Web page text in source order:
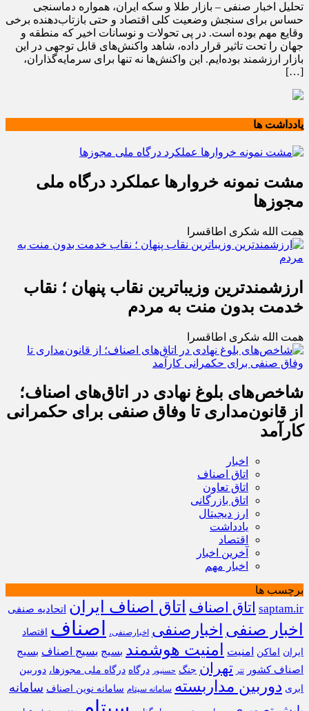
تحلیل اخبار صنفی – بازار طلا و سکه ایران، همواره دماسنجی
حساس برای سنجش وضعیت کلی اقتصاد و حتی بازتاب‌دهنده برخی
وقایع مهم بوده است. در پی تحولات و نوسانات اخیر که منطقه و
جهان را تحت تاثیر قرار داده، شاهد واکنش‌های قابل توجهی در این
بازار ارزشمند بوده‌ایم. این واکنش‌ها نه تنها برای سرمایه‌گذاران،
[…]
یادداشت ها
مشت نمونه خروارها عملکرد درگاه ملی
مجوزها
همت الله شکری اطاقسرا
ارزشمندترین وزیباترین نقاب پنهان ؛ نقاب
خدمت بدون منت به مردم
همت الله شکری اطاقسرا
شاخص‌های بلوغ نهادی در اتاق‌های اصناف؛
از قانون‌مداری تا وفاق صنفی برای حکمرانی
کارآمد
اخبار
اتاق اصناف
اتاق تعاون
اتاق بازرگانی
ارز دیجیتال
یادداشت
اقتصاد
آخرین اخبار
اخبار مهم
برچسب ها
saptam.ir اتاق اصناف اتاق اصناف ایران اتحادیه صنفی
اخبار صنفی اخبارصنفی اخبارصنفی، اصناف
اقتصاد
ایران
اماکن امنیت امنیت هوشمند بسیج بسیج اصناف بسیج
اصناف کشور
تتر تهران جنگ حسنپور درگاه درگاه ملی مجوزها، دوربین
ابری دوربین مداربسته سامانه سپتام سامانه نوین اصناف سامانه